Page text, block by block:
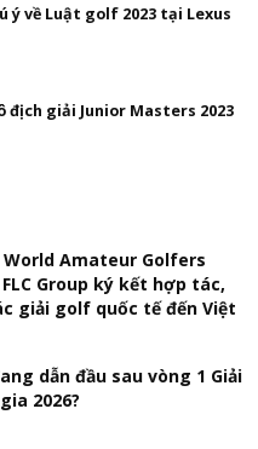
ý về Luật golf 2023 tại Lexus
địch giải Junior Masters 2023
Amateur Golfers
Group ký kết hợp tác,
giải golf quốc tế đến Việt
dẫn đầu sau vòng 1 Giải
2026?